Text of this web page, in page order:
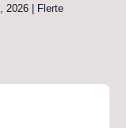
2026
Flerte